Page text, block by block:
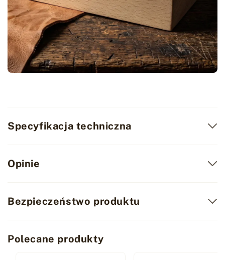
Specyfikacja techniczna
Opinie
Bezpieczeństwo produktu
Polecane produkty